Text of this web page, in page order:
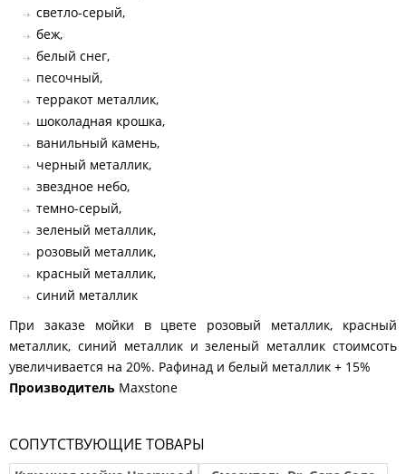
светло-серый,
беж,
белый снег,
песочный,
терракот металлик,
шоколадная крошка,
ванильный камень,
черный металлик,
звездное небо,
темно-серый,
зеленый металлик,
розовый металлик,
красный металлик,
синий металлик
При заказе мойки в цвете розовый металлик, красный
металлик, синий металлик и зеленый металлик стоимсоть
увеличивается на 20%. Рафинад и белый металлик + 15%
Производитель Maxstone
СОПУТСТВУЮЩИЕ ТОВАРЫ